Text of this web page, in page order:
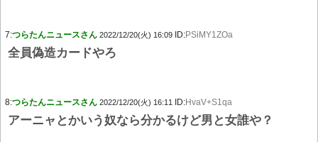
7:つらたんニュースさん 2022/12/20(火) 16:09 ID:PSiMY1ZOa
全員偽造カードやろ
8:つらたんニュースさん 2022/12/20(火) 16:11 ID:HvaV+S1qa
アーニャとかいう奴なら分かるけど男と女誰や？